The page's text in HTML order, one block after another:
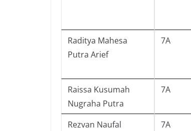
Raditya Mahesa
Putra Arief
7A
Raissa Kusumah
Nugraha Putra
7A
Rezvan Naufal
7A